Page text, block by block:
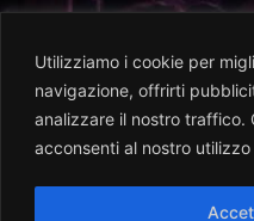
Utilizziamo i cookie per
navigazione, offrirti
analizzare il nostro traffico.
acconsenti al nostro